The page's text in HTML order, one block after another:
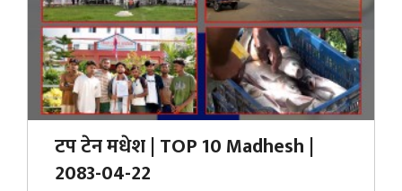
टप टेन मधेश | TOP 10 Madhesh |
2083-04-22